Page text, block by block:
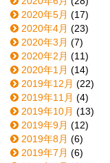
2020年5月 (17)
2020年4月 (23)
2020年3月 (7)
2020年2月 (11)
2020年1月 (14)
2019年12月 (22)
2019年11月 (4)
2019年10月 (13)
2019年9月 (12)
2019年8月 (6)
2019年7月 (6)